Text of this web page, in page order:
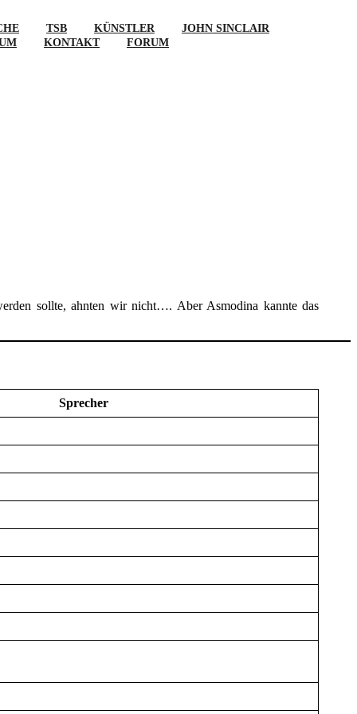
TSB KÜNSTLER
JOHN SINCLAIR
KONTAKT FORUM
sollte, ahnten wir nicht…. Aber Asmodina kannte das
Sprecher